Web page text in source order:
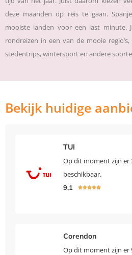
deze maanden op reis te gaan.
mooiste landen voor een last minute.
rondreizen in een van de mooie
stedentrips, wintersport en andere
Bekijk huidige
TUI
Op dit moment zijn er
beschikbaar.
9,1 
Corendon
Op dit moment zijn er